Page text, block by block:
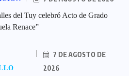
del Tuy celebró Acto de Grado
Renace”
7 DE AGOSTO DE
2026